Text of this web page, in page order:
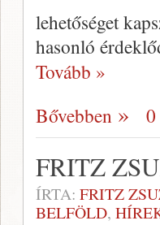
lehetőséget
hasonló
Tovább »
Bővebben
FRITZ
ÍRTA: FRITZ
BELFÖLD,